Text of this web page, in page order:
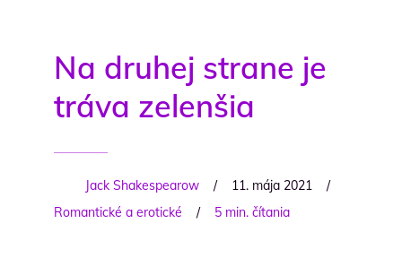
Na druhej strane je
tráva zelenšia
Jack Shakespearow / 11. mája 2021
/
Romantické a erotické
/ 5 min. čítania